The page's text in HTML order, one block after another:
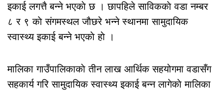
इकाई लगत्तै बन्ने भएकाे छ । छापहिले साविककाे वडा नम्बर
८ र ९ काे संगमस्थल जाैछरे भन्ने स्थानमा सामुदायिक
स्वास्थ्य इकाई बन्ने भएकाे हाे ।
मालिका गाउँपालिकाकाे तीन लाख आर्थिक सहयोगमा वडासँग
सहकार्य गरि सामुदायिक स्वास्थ्य इकाई बन्न लागेकाे मालिका